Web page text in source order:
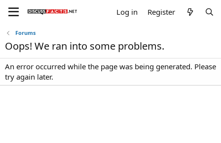
Log in Register
Forums
Oops! We ran into some problems.
An error occurred while the page was being generated. Please
try again later.